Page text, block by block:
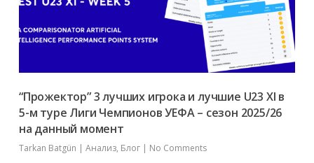
“Прожектор” 3 лучших игрока и лучшие U23 XI в
5-м туре Лиги Чемпионов УЕФА – сезон 2025/26
на данный момент
Tarkan Batgün Анализ, Блог No Comments